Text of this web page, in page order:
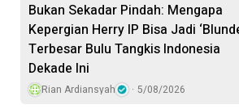
Bukan Sekadar Pindah: Mengapa
Kepergian Herry IP Bisa Jadi
Terbesar Bulu Tangkis Indonesia
Dekade Ini
Rian Ardiansyah 5/08/2026